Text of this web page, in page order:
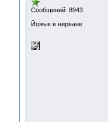
Сообщений: 8943
Йожык в нирване